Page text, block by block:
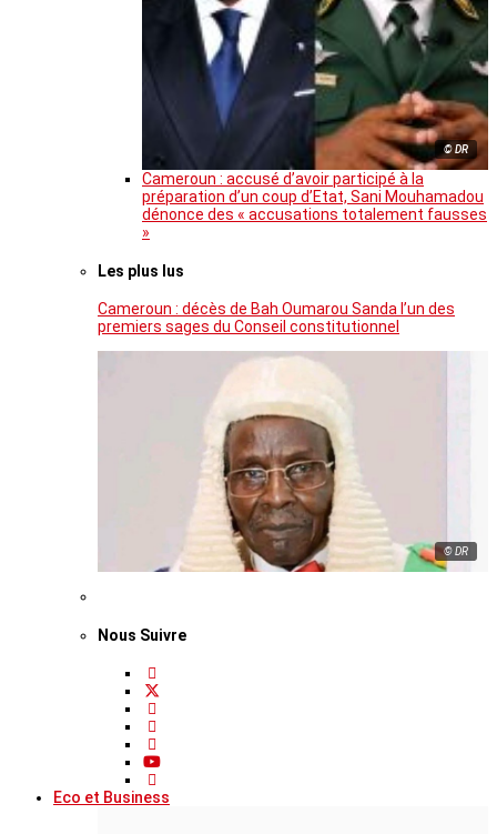
© DR
Cameroun : accusé d’avoir participé à la
préparation d’un coup d’Etat, Sani Mouhamadou
dénonce des « accusations totalement fausses
»
Les plus lus
Cameroun : décès de Bah Oumarou Sanda l’un des
premiers sages du Conseil constitutionnel
© DR
Nous Suivre
Eco et Business